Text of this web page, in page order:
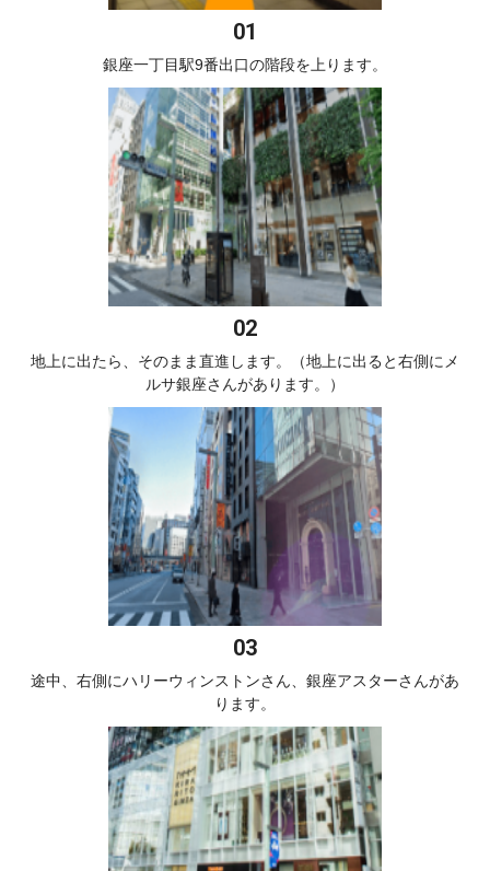
銀座一丁目駅9番出口の階段を上ります。
地上に出たら、そのまま直進します。（地上に出ると右側にメ
ルサ銀座さんがあります。）
途中、右側にハリーウィンストンさん、銀座アスターさんがあ
ります。